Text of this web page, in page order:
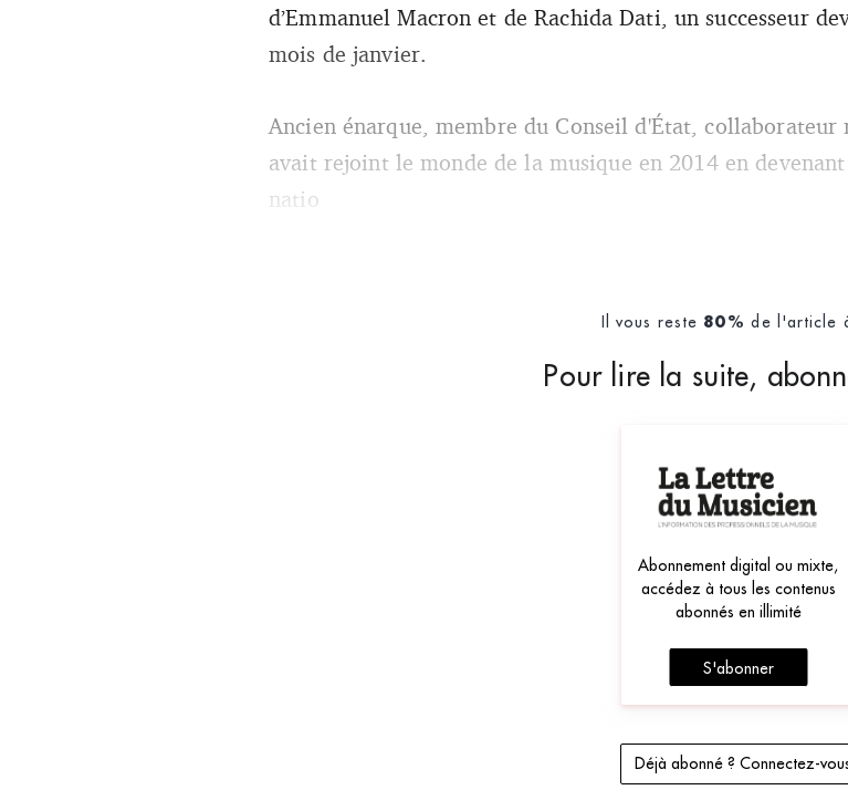
d’Emmanuel Macron et de Rachida Dati, un successeur
mois de janvier.
Ancien énarque, membre du Conseil d'État,
avait rejoint le monde de la musique en 2014 en
natio
Il vous reste 80% de l'article
Pour lire la suite,
Abonnement digital ou mixte,
accédez à tous les contenus
abonnés en illimité
S'abonner
Déjà abonné ? Connectez-